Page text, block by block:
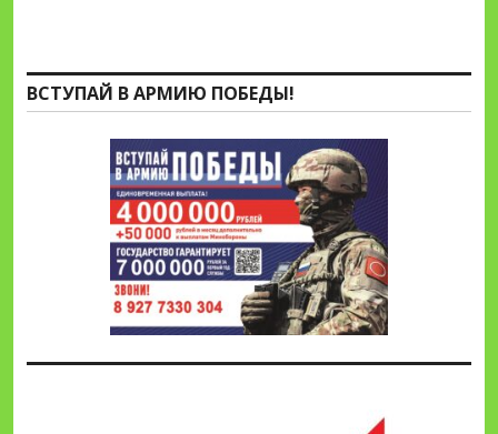
ВСТУПАЙ В АРМИЮ ПОБЕДЫ!